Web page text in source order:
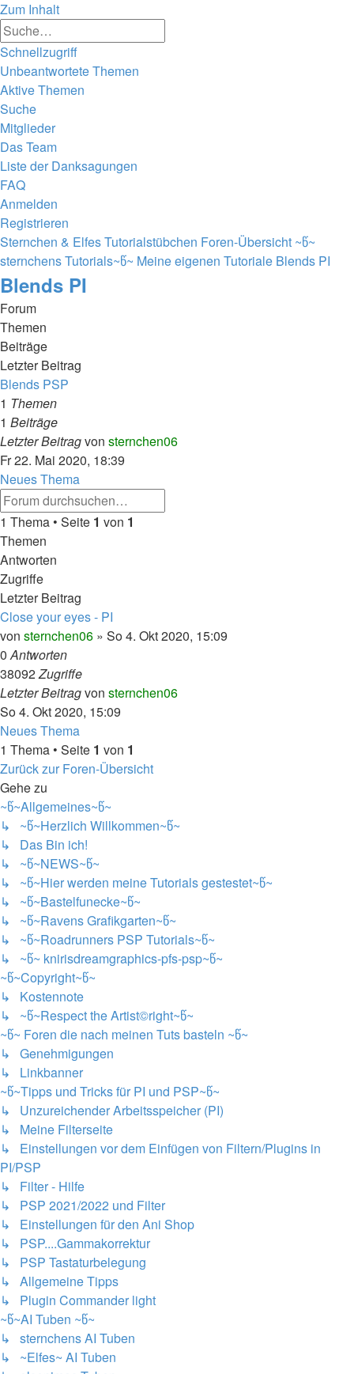
Zum Inhalt
Schnellzugriff
Unbeantwortete Themen
Aktive Themen
Suche
Mitglieder
Das Team
Liste der Danksagungen
FAQ
Anmelden
Registrieren
Sternchen & Elfes Tutorialstübchen Foren-Übersicht ~წ~
sternchens Tutorials~წ~ Meine eigenen Tutoriale Blends PI
Blends PI
Forum
Themen
Beiträge
Letzter Beitrag
Blends PSP
1 Themen
1 Beiträge
Letzter Beitragvon sternchen06Neuester
Fr 22. Mai 2020, 18:39
Neues Thema
1 Thema • Seite 1 von 1
Themen
Antworten
Zugriffe
Letzter Beitrag
Close your eyes - PI
von sternchen06 » So 4. Okt 2020, 15:09
0Antworten
38092Zugriffe
Letzter Beitragvon sternchen06
So 4. Okt 2020, 15:09
Neues Thema
1 Thema • Seite 1 von 1
Zurück zur Foren-Übersicht
Gehe zu
~წ~Allgemeines~წ~
↳ ~წ~Herzlich Willkommen~წ~
↳ Das Bin ich!
↳ ~წ~NEWS~წ~
↳ ~წ~Hier werden meine Tutorials gestestet~წ~
↳ ~წ~Bastelfunecke~წ~
↳ ~წ~Ravens Grafikgarten~წ~
↳ ~წ~Roadrunners PSP Tutorials~წ~
↳ ~წ~ knirisdreamgraphics-pfs-psp~წ~
~წ~Copyright~წ~
↳ Kostennote
↳ ~წ~Respect the Artist©right~წ~
~წ~ Foren die nach meinen Tuts basteln ~წ~
↳ Genehmigungen
↳ Linkbanner
~წ~Tipps und Tricks für PI und PSP~წ~
↳ Unzureichender Arbeitsspeicher (PI)
↳ Meine Filterseite
↳ Einstellungen vor dem Einfügen von Filtern/Plugins in
PI/PSP
↳ Filter - Hilfe
↳ PSP 2021/2022 und Filter
↳ Einstellungen für den Ani Shop
↳ PSP....Gammakorrektur
↳ PSP Tastaturbelegung
↳ Allgemeine Tipps
↳ Plugin Commander light
~წ~AI Tuben ~წ~
↳ sternchens AI Tuben
↳ ~Elfes~ AI Tuben